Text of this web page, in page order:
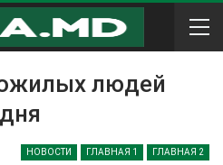
людей
НОВОСТИ ГЛАВНАЯ 1 ГЛАВНАЯ 2